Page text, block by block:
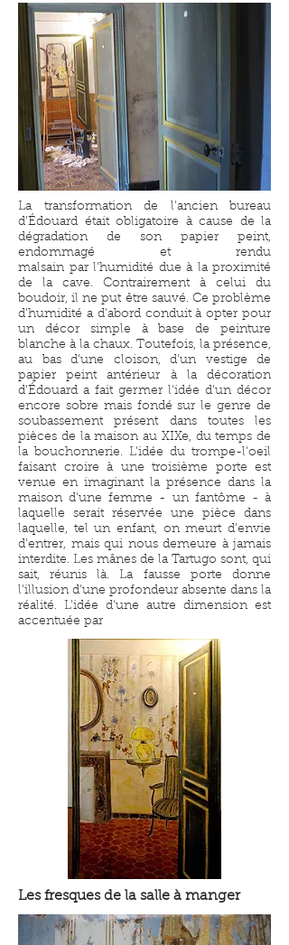
La transformation de l'ancien bureau
d'Édouard était obligatoire à cause de la
dégradation de son papier peint,
endommagé et rendu
malsain par l'humidité due à la proximité
de la cave. Contrairement à celui du
boudoir, il ne put être sauvé. Ce problème
d'humidité a d'abord conduit à opter pour
un décor simple à base de peinture
blanche à la chaux. Toutefois, la présence,
au bas d'une cloison, d'un vestige de
papier peint antérieur à la décoration
d'Édouard a fait germer l'idée d'un décor
encore sobre mais fondé sur le genre de
soubassement présent dans toutes les
pièces de la maison au XIXe, du temps de
la bouchonnerie. L'idée du trompe-l'oeil
faisant croire à une troisième porte est
venue en imaginant la présence dans la
maison d'une femme - un fantôme - à
laquelle serait réservée une pièce dans
laquelle, tel un enfant, on meurt d'envie
d'entrer, mais qui nous demeure à jamais
interdite. Les mânes de la Tartugo sont, qui
sait, réunis là. La fausse porte donne
l'illusion d'une profondeur absente dans la
réalité. L'idée d'une autre dimension est
accentuée par
Les fresques de la salle à manger